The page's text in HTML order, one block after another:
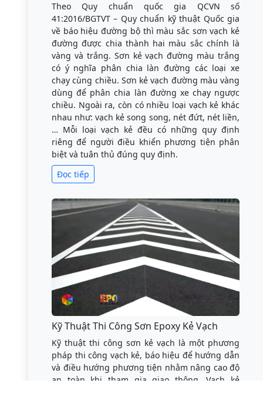
Theo Quy chuẩn quốc gia QCVN số
41:2016/BGTVT – Quy chuẩn kỹ thuật Quốc gia
về báo hiệu đường bộ thì màu sắc sơn vạch kẻ
đường được chia thành hai màu sắc chính là
vàng và trắng. Sơn kẻ vạch đường màu trắng
có ý nghĩa phân chia làn đường các loại xe
chạy cùng chiều. Sơn kẻ vạch đường màu vàng
dùng để phân chia làn đường xe chạy ngược
chiều. Ngoài ra, còn có nhiều loại vạch kẻ khác
nhau như: vạch kẻ song song, nét đứt, nét liền,
… Mỗi loại vạch kẻ đều có những quy định
riêng để người điều khiển phương tiện phân
biệt và tuân thủ đúng quy định.
Đọc tiếp
Kỹ Thuật Thi Công Sơn Epoxy Kẻ Vạch
Kỹ thuật thi công sơn kẻ vạch là một phương
pháp thi công vạch kẻ, báo hiệu để hướng dẫn
và điều hướng phương tiện nhằm nâng cao độ
an toàn khi tham gia giao thông. Vạch kẻ